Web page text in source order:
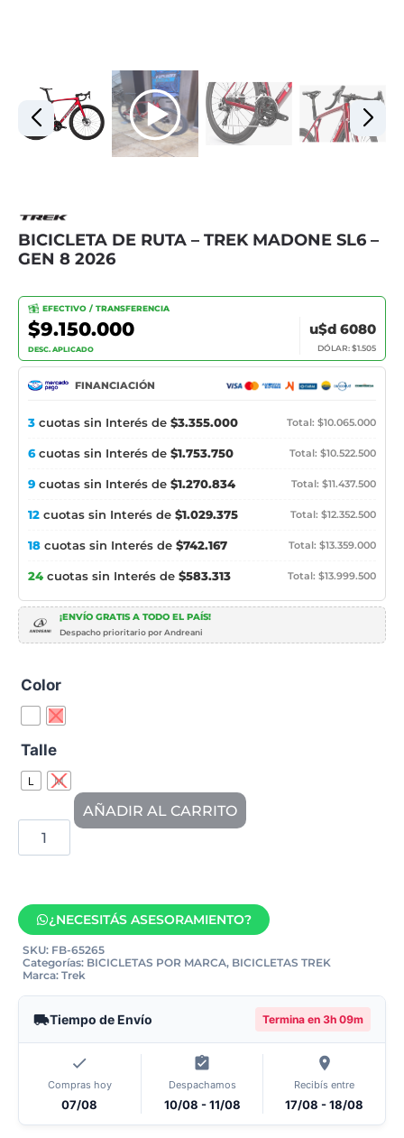
BICICLETA DE RUTA – TREK MADONE SL6 –
GEN 8 2026
EFECTIVO / TRANSFERENCIA
$9.150.000
DESC. APLICADO
u$d 6080
DÓLAR: $1.505
FINANCIACIÓN
3 cuotas sin Interés de $3.355.000 Total: $10.065.000
6cuotas sin Interés de $1.753.750 Total: $10.522.500
9 cuotas sin Interés de $1.270.834 Total: $11.437.500
12 cuotas sin Interés de $1.029.375 Total: $12.352.500
18 cuotas sin Interés de $742.167 Total: $13.359.000
24 cuotas sin Interés de $583.313 Total: $13.999.500
¡ENVÍO GRATIS A TODO EL PAÍS!
Despacho prioritario por Andreani
Color
Talle
L M
AÑADIR AL CARRITO
¿NECESITÁS ASESORAMIENTO?
SKU: FB-65265
Categorías: BICICLETAS POR MARCA, BICICLETAS TREK
Marca: Trek
Tiempo de Envío Termina en 3h 09m
Compras hoy
07/08
Despachamos
10/08 - 11/08
Recibís entre
17/08 - 18/08